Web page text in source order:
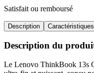
Satisfait ou remboursé
Description Caractéristiques
Description du
Le Lenovo ThinkBook 13s